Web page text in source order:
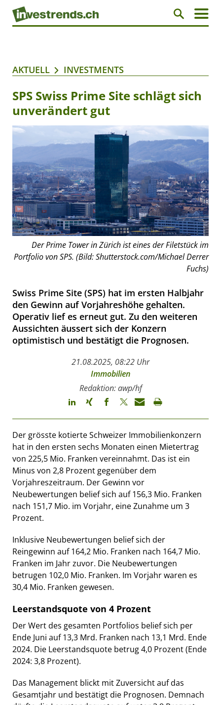
AKTUELL INVESTMENTS
SPS Swiss Prime Site schlägt sich
unverändert gut
Der Prime Tower in Zürich ist eines der Filetstück im
Portfolio von SPS. (Bild: Shutterstock.com/Michael Derrer
Fuchs)
Swiss Prime Site (SPS) hat im ersten Halbjahr
den Gewinn auf Vorjahreshöhe gehalten.
Operativ lief es erneut gut. Zu den weiteren
Aussichten äussert sich der Konzern
optimistisch und bestätigt die Prognosen.
21.08.2025, 08:22 Uhr
Immobilien
Redaktion: awp/hf
Der grösste kotierte Schweizer Immobilienkonzern
hat in den ersten sechs Monaten einen Mietertrag
von 225,5 Mio. Franken vereinnahmt. Das ist ein
Minus von 2,8 Prozent gegenüber dem
Vorjahreszeitraum. Der Gewinn vor
Neubewertungen belief sich auf 156,3 Mio. Franken
nach 151,7 Mio. im Vorjahr, eine Zunahme um 3
Prozent.
Inklusive Neubewertungen belief sich der
Reingewinn auf 164,2 Mio. Franken nach 164,7 Mio.
Franken im Jahr zuvor. Die Neubewertungen
betrugen 102,0 Mio. Franken. Im Vorjahr waren es
30,4 Mio. Franken gewesen.
Leerstandsquote von 4 Prozent
Der Wert des gesamten Portfolios belief sich per
Ende Juni auf 13,3 Mrd. Franken nach 13,1 Mrd. Ende
2024. Die Leerstandsquote betrug 4,0 Prozent (Ende
2024: 3,8 Prozent).
Das Management blickt mit Zuversicht auf das
Gesamtjahr und bestätigt die Prognosen. Demnach